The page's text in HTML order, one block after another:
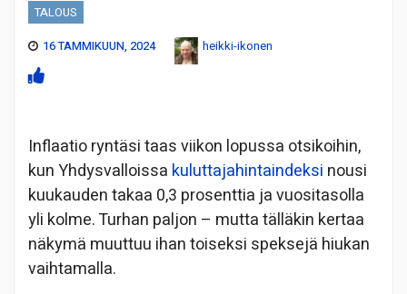
TALOUS
16 TAMMIKUUN, 2024
heikki-ikonen
Inflaatio ryntäsi taas viikon lopussa otsikoihin,
kun Yhdysvalloissa kuluttajahintaindeksi nousi
kuukauden takaa 0,3 prosenttia ja vuositasolla
yli kolme. Turhan paljon – mutta tälläkin kertaa
näkymä muuttuu ihan toiseksi speksejä hiukan
vaihtamalla.